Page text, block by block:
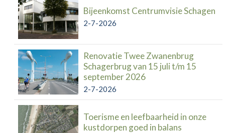
Bijeenkomst Centrumvisie Schagen
2-7-2026
Renovatie Twee Zwanenbrug
Schagerbrug van 15 juli t/m 15
september 2026
2-7-2026
Toerisme en leefbaarheid in onze
kustdorpen goed in balans